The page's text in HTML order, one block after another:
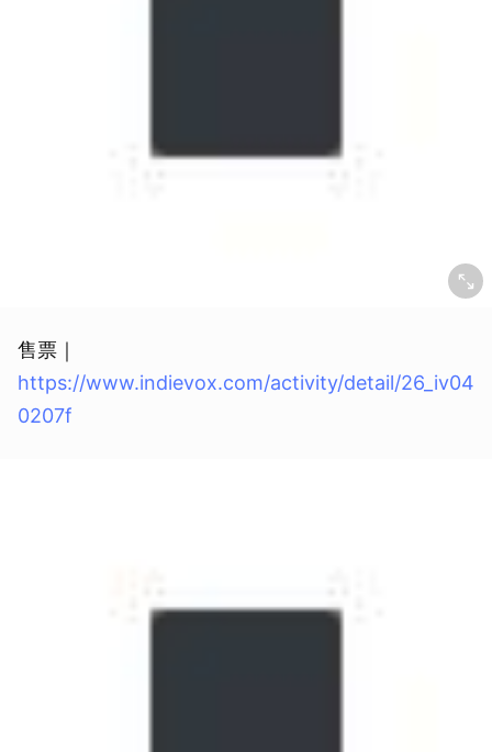
售票｜
https://www.indievox.com/activity/detail/26_iv04
0207f